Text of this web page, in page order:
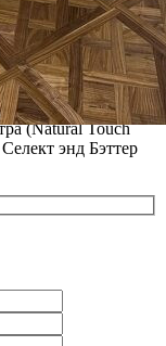
НА ПАРКЕТЕ.
ВОСКОМ
Дуб
(Natural Touch
энд Бэттер